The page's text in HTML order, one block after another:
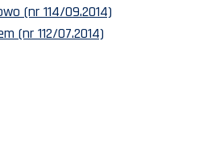
(nr 114/09.2014)
(nr 112/07.2014)